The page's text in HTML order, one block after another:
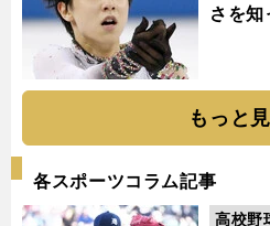
さを知
もっと
各スポーツコラム記事
高校野